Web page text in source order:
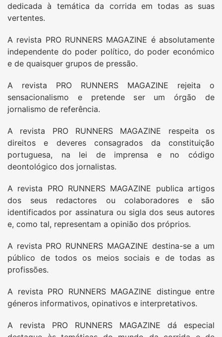
dedicada à temática da corrida em todas as suas
vertentes.
A revista PRO RUNNERS MAGAZINE é absolutamente
independente do poder político, do poder económico
e de quaisquer grupos de pressão.
A revista PRO RUNNERS MAGAZINE rejeita o
sensacionalismo e pretende ser um órgão de
jornalismo de referência.
A revista PRO RUNNERS MAGAZINE respeita os
direitos e deveres consagrados da constituição
portuguesa, na lei de imprensa e no código
deontológico dos jornalistas.
A revista PRO RUNNERS MAGAZINE publica artigos
dos seus redactores ou colaboradores e são
identificados por assinatura ou sigla dos seus autores
e, como tal, representam a opinião dos próprios.
A revista PRO RUNNERS MAGAZINE destina-se a um
público de todos os meios sociais e de todas as
profissões.
A revista PRO RUNNERS MAGAZINE distingue entre
géneros informativos, opinativos e interpretativos.
A revista PRO RUNNERS MAGAZINE dá especial